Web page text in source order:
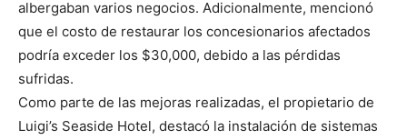
albergaban varios negocios. Adicionalmente, mencionó
que el costo de restaurar los concesionarios afectados
podría exceder los $30,000, debido a las pérdidas
sufridas.
Como parte de las mejoras realizadas, el propietario de
Luigi’s Seaside Hotel, destacó la instalación de sistemas